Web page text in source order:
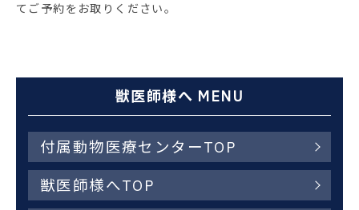
てご予約をお取りください。
獣医師様へ MENU
付属動物医療センターTOP
獣医師様へTOP